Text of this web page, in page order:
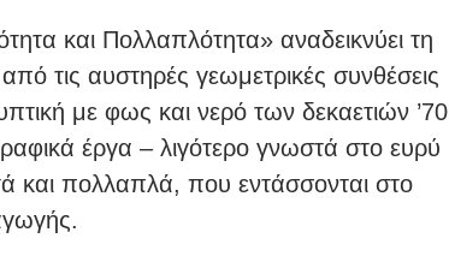
και Πολλαπλότητα» αναδεικνύει τη
τις αυστηρές γεωμετρικές συνθέσεις
με φως και νερό των δεκαετιών ’70
έργα – λιγότερο γνωστά στο ευρύ
και πολλαπλά, που εντάσσονται στο